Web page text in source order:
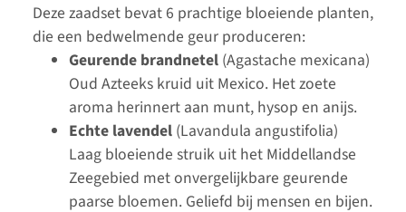
Deze zaadset bevat 6 prachtige bloeiende planten,
die een bedwelmende geur produceren:
Geurende brandnetel (Agastache mexicana)
Oud Azteeks kruid uit Mexico. Het zoete
aroma herinnert aan munt, hysop en anijs.
Echte lavendel (Lavandula angustifolia)
Laag bloeiende struik uit het Middellandse
Zeegebied met onvergelijkbare geurende
paarse bloemen. Geliefd bij mensen en bijen.